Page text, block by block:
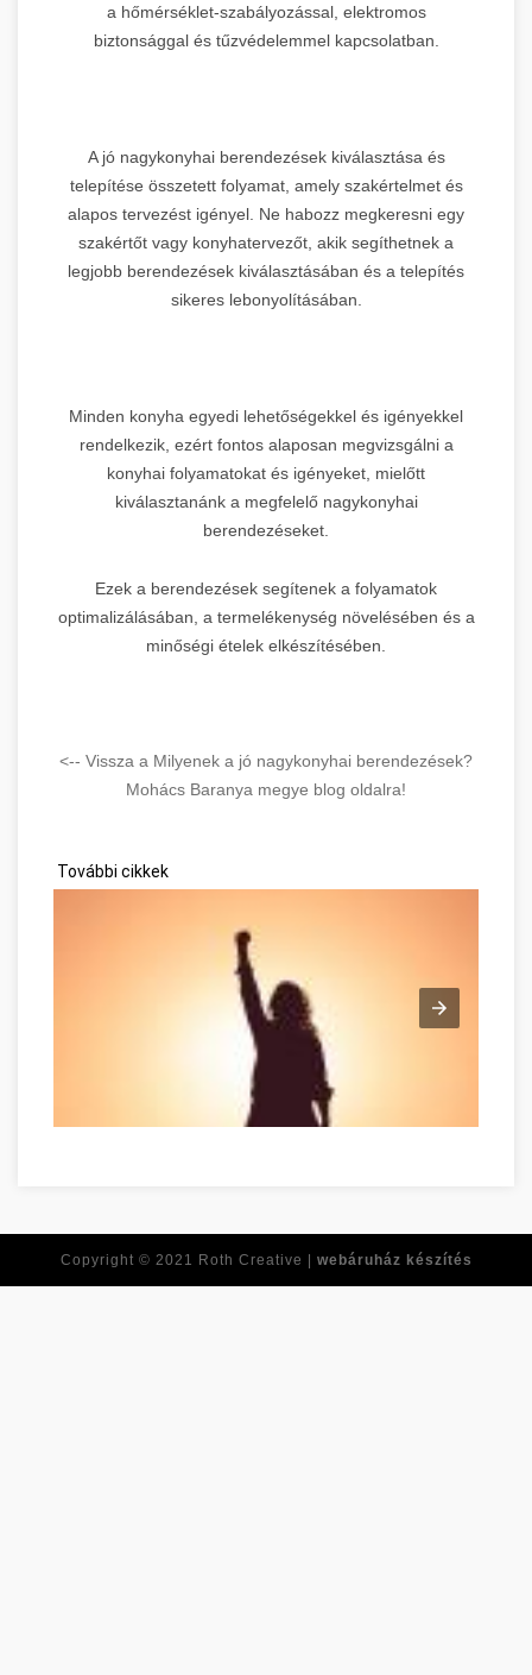
a hőmérséklet-szabályozással, elektromos
biztonsággal és tűzvédelemmel kapcsolatban.
A jó nagykonyhai berendezések kiválasztása és
telepítése összetett folyamat, amely szakértelmet és
alapos tervezést igényel. Ne habozz megkeresni egy
szakértőt vagy konyhatervezőt, akik segíthetnek a
legjobb berendezések kiválasztásában és a telepítés
sikeres lebonyolításában.
Minden konyha egyedi lehetőségekkel és igényekkel
rendelkezik, ezért fontos alaposan megvizsgálni a
konyhai folyamatokat és igényeket, mielőtt
kiválasztanánk a megfelelő nagykonyhai
berendezéseket.
Ezek a berendezések segítenek a folyamatok
optimalizálásában, a termelékenység növelésében és a
minőségi ételek elkészítésében.
<-- Vissza a Milyenek a jó nagykonyhai berendezések?
Mohács Baranya megye blog oldalra!
További cikkek
Copyright © 2021 Roth Creative | webáruház készítés